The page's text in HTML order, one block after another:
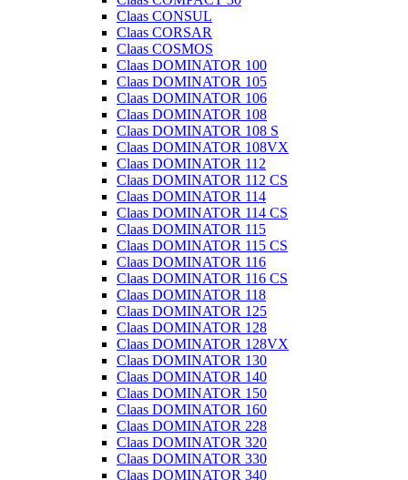
Claas CONSUL
Claas CORSAR
Claas COSMOS
Claas DOMINATOR 100
Claas DOMINATOR 105
Claas DOMINATOR 106
Claas DOMINATOR 108
Claas DOMINATOR 108 S
Claas DOMINATOR 108VX
Claas DOMINATOR 112
Claas DOMINATOR 112 CS
Claas DOMINATOR 114
Claas DOMINATOR 114 CS
Claas DOMINATOR 115
Claas DOMINATOR 115 CS
Claas DOMINATOR 116
Claas DOMINATOR 116 CS
Claas DOMINATOR 118
Claas DOMINATOR 125
Claas DOMINATOR 128
Claas DOMINATOR 128VX
Claas DOMINATOR 130
Claas DOMINATOR 140
Claas DOMINATOR 150
Claas DOMINATOR 160
Claas DOMINATOR 228
Claas DOMINATOR 320
Claas DOMINATOR 330
Claas DOMINATOR 340